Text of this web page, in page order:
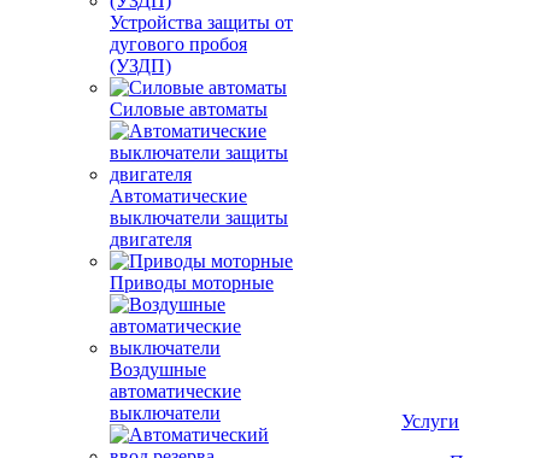
Устройства защиты от
дугового пробоя
(УЗДП)
Силовые автоматы
Автоматические
выключатели защиты
двигателя
Приводы моторные
Воздушные
автоматические
выключатели
Услуги